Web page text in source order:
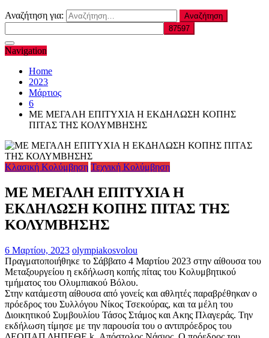
Αναζήτηση για:
Navigation
Home
2023
Μάρτιος
6
ΜΕ ΜΕΓΑΛΗ ΕΠΙΤΥΧΙΑ Η ΕΚΔΗΛΩΣΗ ΚΟΠΗΣ
ΠΙΤΑΣ ΤΗΣ ΚΟΛΥΜΒΗΣΗΣ
Κλασική Κολύμβηση Τεχνική Κολύμβηση
ΜΕ ΜΕΓΑΛΗ ΕΠΙΤΥΧΙΑ Η
ΕΚΔΗΛΩΣΗ ΚΟΠΗΣ ΠΙΤΑΣ ΤΗΣ
ΚΟΛΥΜΒΗΣΗΣ
6 Μαρτίου, 2023 olympiakosvolou
Πραγματοποιήθηκε το Σάββατο 4 Μαρτίου 2023 στην αίθουσα του
Μεταξουργείου η εκδήλωση κοπής πίτας του Κολυμβητικού
τμήματος του Ολυμπιακού Βόλου.
Στην κατάμεστη αίθουσα από γονείς και αθλητές παραβρέθηκαν ο
πρόεδρος του Συλλόγου Νίκος Τσεκούρας, και τα μέλη του
Διοικητικού Συμβουλίου Τάσος Στάμος και Ακης Πλαγεράς. Την
εκδήλωση τίμησε με την παρουσία του ο αντιπρόεδρος του